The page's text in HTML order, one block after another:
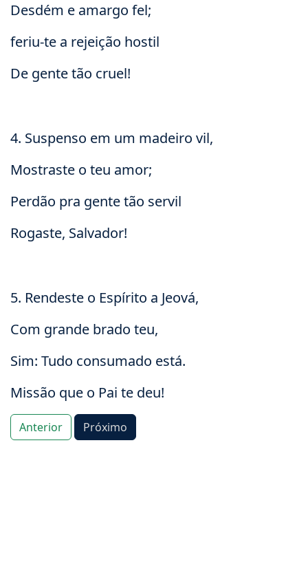
Desdém e amargo fel;
feriu-te a rejeição hostil
De gente tão cruel!
4. Suspenso em um madeiro vil,
Mostraste o teu amor;
Perdão pra gente tão servil
Rogaste, Salvador!
5. Rendeste o Espírito a Jeová,
Com grande brado teu,
Sim: Tudo consumado está.
Missão que o Pai te deu!
Anterior Próximo